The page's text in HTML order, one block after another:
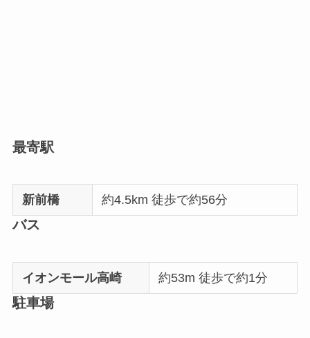
最寄駅
新前橋 約4.5km 徒歩で約56分
バス
イオンモール高崎 約53m 徒歩で約1分
駐車場